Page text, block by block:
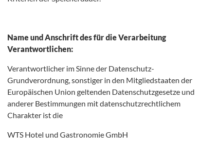
Name und Anschrift des für die Verarbeitung
Verantwortlichen:
Verantwortlicher im Sinne der Datenschutz-
Grundverordnung, sonstiger in den Mitgliedstaaten der
Europäischen Union geltenden Datenschutzgesetze und
anderer Bestimmungen mit datenschutzrechtlichem
Charakter ist die
WTS Hotel und Gastronomie GmbH